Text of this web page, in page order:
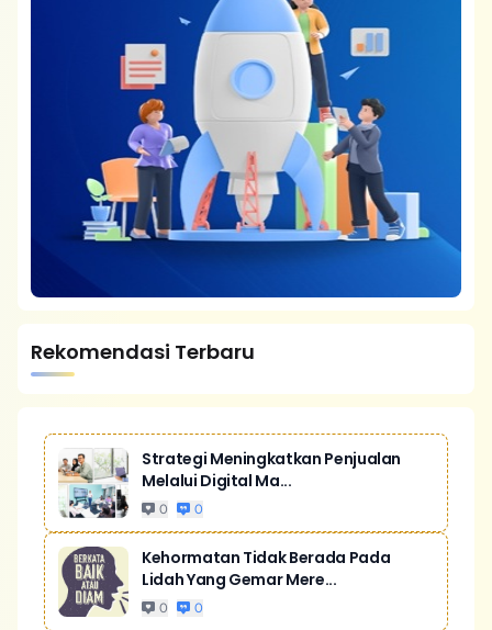
Rekomendasi Terbaru
Strategi Meningkatkan Penjualan
Melalui Digital Ma...
0 0
Kehormatan Tidak Berada Pada
Lidah Yang Gemar Mere...
0 0